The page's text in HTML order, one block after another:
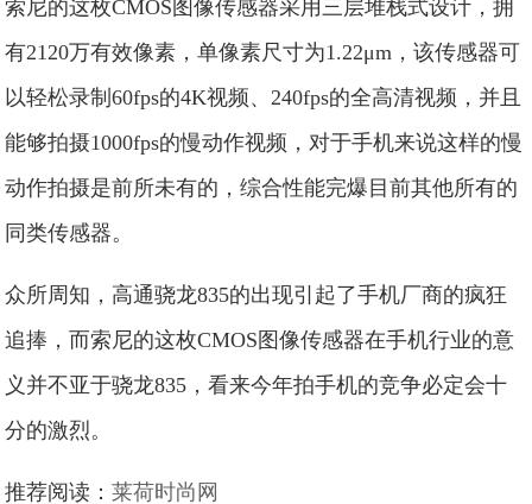
索尼的这枚CMOS图像传感器采用三层堆栈式设计，拥
有2120万有效像素，单像素尺寸为1.22μm，该传感器可
以轻松录制60fps的4K视频、240fps的全高清视频，并且
能够拍摄1000fps的慢动作视频，对于手机来说这样的慢
动作拍摄是前所未有的，综合性能完爆目前其他所有的
同类传感器。
众所周知，高通骁龙835的出现引起了手机厂商的疯狂
追捧，而索尼的这枚CMOS图像传感器在手机行业的意
义并不亚于骁龙835，看来今年拍手机的竞争必定会十
分的激烈。
推荐阅读：莱荷时尚网